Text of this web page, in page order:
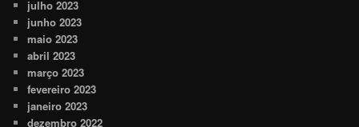
julho 2023
junho 2023
maio 2023
abril 2023
março 2023
fevereiro 2023
janeiro 2023
dezembro 2022